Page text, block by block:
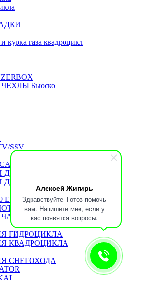
Алексей Жигирь
Здравствуйте! Готов помочь
вам. Напишите мне, если у
вас появятся вопросы.
курка газа квадроцикл
Бьюско
SSV
ДЛЯ КВАДРОЦИКЛА
ДЛЯ СНЕГОХОДА
EAGLE
ДЛЯ КВАДРОЦИКЛА
ГИДРОЦИКЛА
КВАДРОЦИКЛА
СНЕГОХОДА